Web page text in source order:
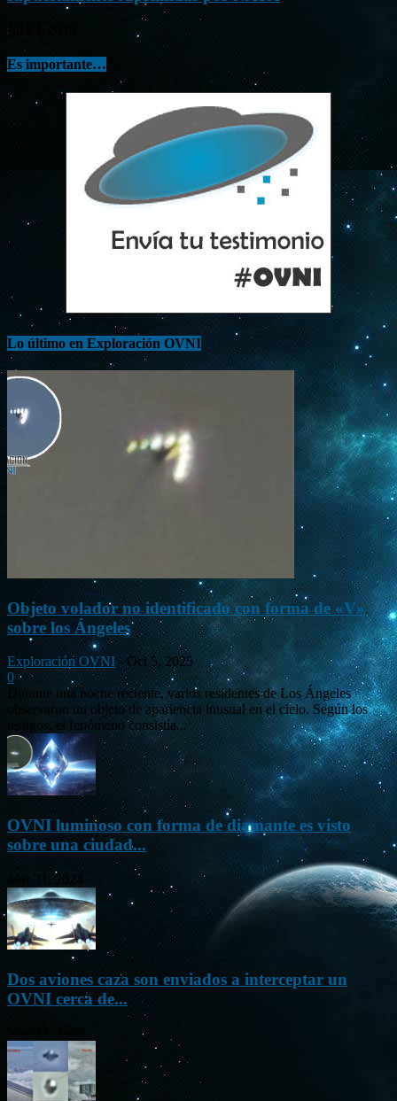
Jul 23, 2015
Es importante…
Lo último en Exploración OVNI
Objeto volador no identificado con forma de «V»
sobre los Ángeles
Exploración OVNI - Oct 5, 2025
0
Durante una noche reciente, varios residentes de Los Ángeles
observaron un objeto de apariencia inusual en el cielo. Según los
testigos, el fenómeno consistía...
OVNI luminoso con forma de diamante es visto
sobre una ciudad...
Mar 31, 2024
Dos aviones caza son enviados a interceptar un
OVNI cerca de...